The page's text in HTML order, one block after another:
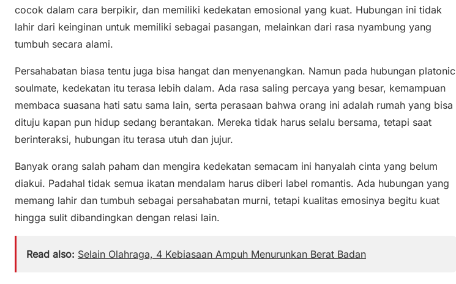
cocok dalam cara berpikir, dan memiliki kedekatan emosional yang kuat. Hubungan ini tidak
lahir dari keinginan untuk memiliki sebagai pasangan, melainkan dari rasa nyambung yang
tumbuh secara alami.
Persahabatan biasa tentu juga bisa hangat dan menyenangkan. Namun pada hubungan platonic
soulmate, kedekatan itu terasa lebih dalam. Ada rasa saling percaya yang besar, kemampuan
membaca suasana hati satu sama lain, serta perasaan bahwa orang ini adalah rumah yang bisa
dituju kapan pun hidup sedang berantakan. Mereka tidak harus selalu bersama, tetapi saat
berinteraksi, hubungan itu terasa utuh dan jujur.
Banyak orang salah paham dan mengira kedekatan semacam ini hanyalah cinta yang belum
diakui. Padahal tidak semua ikatan mendalam harus diberi label romantis. Ada hubungan yang
memang lahir dan tumbuh sebagai persahabatan murni, tetapi kualitas emosinya begitu kuat
hingga sulit dibandingkan dengan relasi lain.
Read also: Selain Olahraga, 4 Kebiasaan Ampuh Menurunkan Berat Badan